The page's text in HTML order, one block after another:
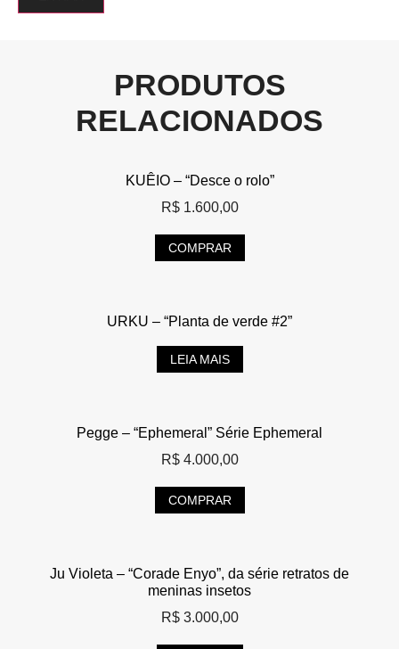
PRODUTOS
RELACIONADOS
KUÊIO – “Desce o rolo”
R$1.600,00
COMPRAR
URKU – “Planta de verde #2”
LEIA MAIS
Pegge – “Ephemeral” Série Ephemeral
R$4.000,00
COMPRAR
Ju Violeta – “Corade Enyo”, da série retratos de
meninas insetos
R$3.000,00